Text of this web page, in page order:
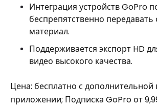
Интеграция устройств GoPro
беспрепятственно передавать
материал.
Поддерживается экспорт HD
видео высокого качества.
Цена: бесплатно с дополнительной
приложении; Подписка GoPro от